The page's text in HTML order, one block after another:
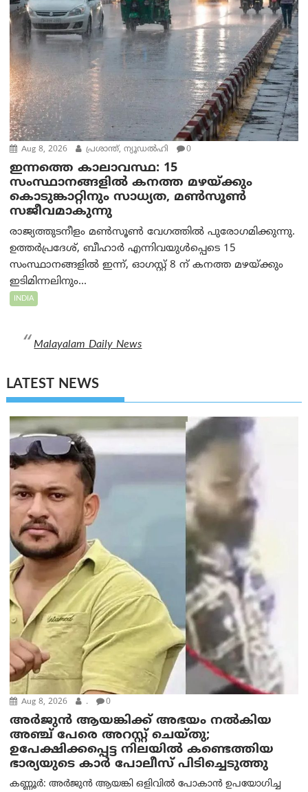
Aug 8, 2026 പ്രശാന്ത്, ന്യൂഡല്‍ഹി 0
ഇന്നത്തെ കാലാവസ്ഥ: 15
സംസ്ഥാനങ്ങളിൽ കനത്ത മഴയ്ക്കും
കൊടുങ്കാറ്റിനും സാധ്യത, മൺസൂൺ
സജീവമാകുന്നു
രാജ്യത്തുടനീളം മൺസൂൺ വേഗത്തിൽ പുരോഗമിക്കുന്നു.
ഉത്തർപ്രദേശ്, ബീഹാർ എന്നിവയുൾപ്പെടെ 15
സംസ്ഥാനങ്ങളിൽ ഇന്ന്, ഓഗസ്റ്റ് 8 ന് കനത്ത മഴയ്ക്കും
ഇടിമിന്നലിനും...
INDIA
Malayalam Daily News
LATEST NEWS
Aug 8, 2026 . 0
അര്‍ജുന്‍ ആയങ്കിക്ക് അഭയം നല്‍കിയ
അഞ്ച് പേരെ അറസ്റ്റ് ചെയ്തു;
ഉപേക്ഷിക്കപ്പെട്ട നിലയില്‍ കണ്ടെത്തിയ
ഭാര്യയുടെ കാര്‍ പോലീസ് പിടിച്ചെടുത്തു
കണ്ണൂർ: അർജുൻ ആയങ്കി ഒളിവിൽ പോകാൻ ഉപയോഗിച്ച